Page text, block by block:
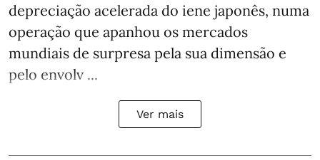
depreciação acelerada do iene japonês, numa
operação que apanhou os mercados
mundiais de surpresa pela sua dimensão e
pelo envolv ...
Ver mais